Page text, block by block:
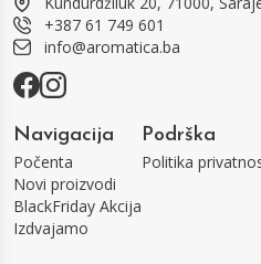
+387 61 749 601
info@aromatica.ba
Navigacija
Počenta
Novi proizvodi
BlackFriday Akcija
Izdvajamo
Podrška
Politika